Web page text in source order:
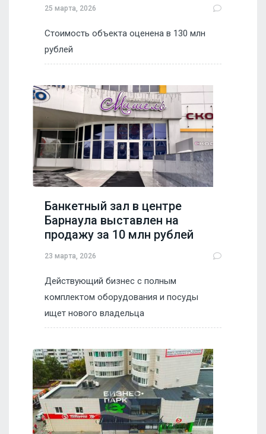
25 марта, 2026
Стоимость объекта оценена в 130 млн
рублей
Банкетный зал в центре
Барнаула выставлен на
продажу за 10 млн рублей
23 марта, 2026
Действующий бизнес с полным
комплектом оборудования и посуды
ищет нового владельца